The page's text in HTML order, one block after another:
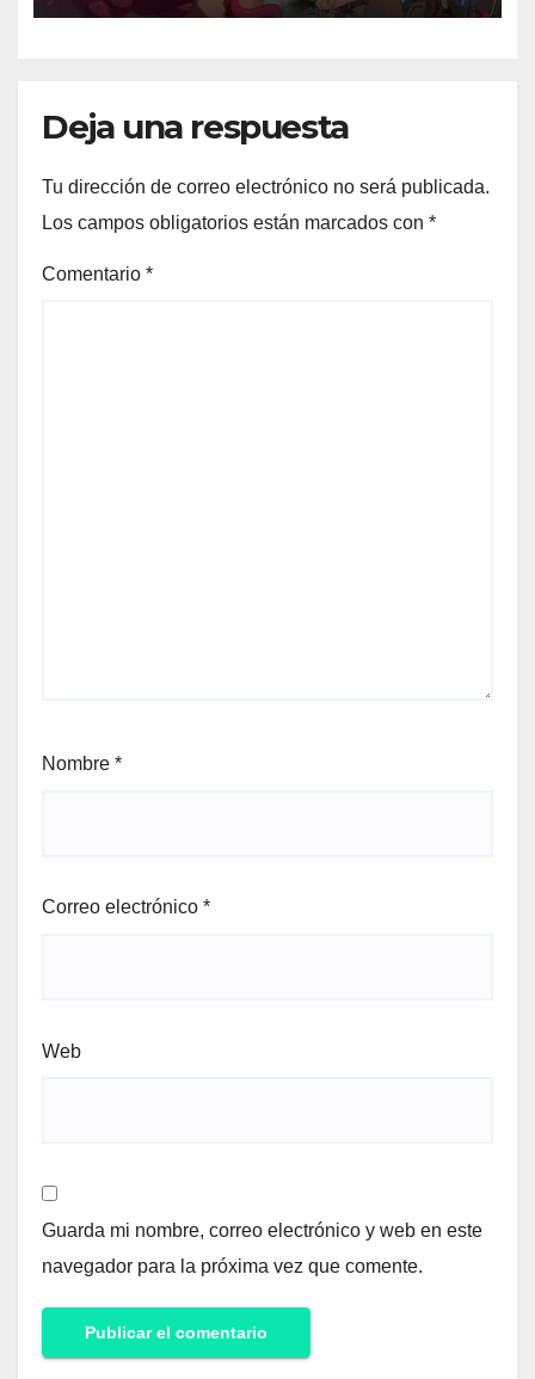
Deja una respuesta
Tu dirección de correo electrónico no será publicada.
Los campos obligatorios están marcados con *
Comentario *
Nombre *
Correo electrónico *
Web
Guarda mi nombre, correo electrónico y web en este
navegador para la próxima vez que comente.